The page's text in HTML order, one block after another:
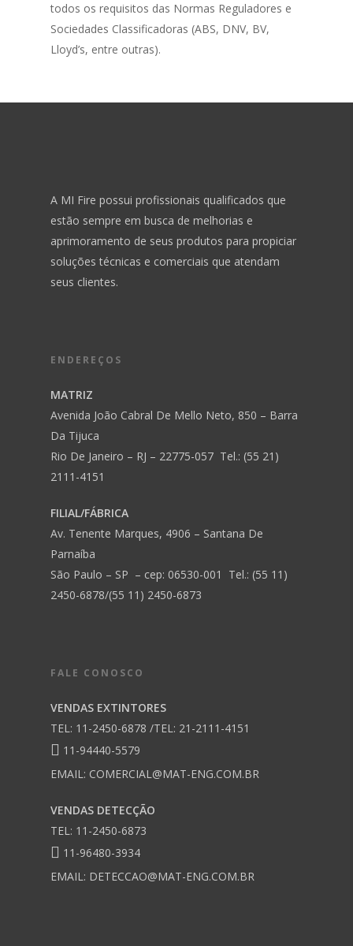
todos os requisitos das Normas Reguladores e
Sociedades Classificadoras (ABS, DNV, BV,
Lloyd’s, entre outras).
A MI Fire possui profissionais qualificados que
estão sempre em busca de melhorias e
aprimoramento de seus produtos para propiciar
soluções técnicas e comerciais que atendam
seus clientes.
ENDEREÇOS
MATRIZ
Avenida João Cabral De Mello Neto, 850 – Barra
Da Tijuca
Rio De Janeiro – RJ – 22775-057 Tel.: (55 21)
2111-4151
FILIAL/FÁBRICA
Av. Tenente Marques, 4906 – Santana De
Parnaíba
São Paulo – SP – cep: 06530-001 Tel.: (55 11)
2450-6878/(55 11) 2450-6873
FALE CONOSCO
VENDAS EXTINTORES
TEL: 11-2450-6878 /TEL: 21-2111-4151
11-94440-5579
EMAIL: COMERCIAL@MAT-ENG.COM.BR
VENDAS DETECÇÃO
TEL: 11-2450-6873
11-96480-3934
EMAIL: DETECCAO@MAT-ENG.COM.BR
DOWNLOADS